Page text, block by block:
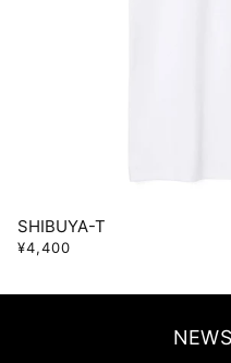
SHIBUYA-T
¥4,400